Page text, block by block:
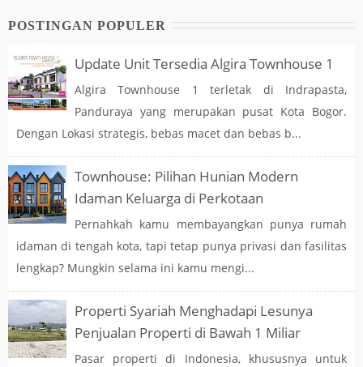
POSTINGAN POPULER
Update Unit Tersedia Algira Townhouse 1
Algira Townhouse 1 terletak di Indrapasta,
Panduraya yang merupakan pusat Kota Bogor.
Dengan Lokasi strategis, bebas macet dan bebas b...
Townhouse: Pilihan Hunian Modern
Idaman Keluarga di Perkotaan
Pernahkah kamu membayangkan punya rumah
idaman di tengah kota, tapi tetap punya privasi dan fasilitas
lengkap? Mungkin selama ini kamu mengi...
Properti Syariah Menghadapi Lesunya
Penjualan Properti di Bawah 1 Miliar
Pasar properti di Indonesia, khususnya untuk